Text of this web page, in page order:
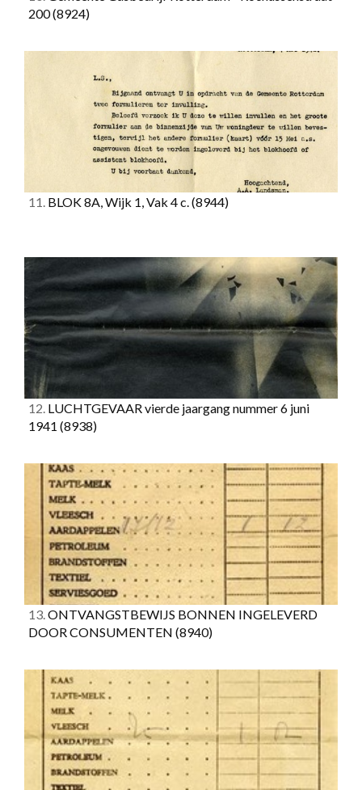
200(8924)
11. BLOK 8A, Wijk 1, Vak 4 c.(8944)
12. LUCHTGEVAAR vierde jaargang nummer 6 juni
1941 (8938)
13.ONTVANGSTBEWIJS BONNEN INGELEVERD
DOOR CONSUMENTEN (8940)